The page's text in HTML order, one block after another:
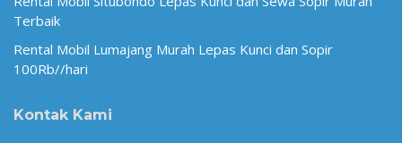
Terbaik
Rental Mobil Lumajang Murah Lepas Kunci dan Sopir
100Rb//hari
Kontak Kami